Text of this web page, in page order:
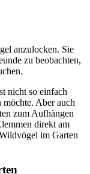
anzulocken. Sie
zu beobachten,
nicht so einfach
möchte. Aber auch
zum Aufhängen
direkt am
im Garten